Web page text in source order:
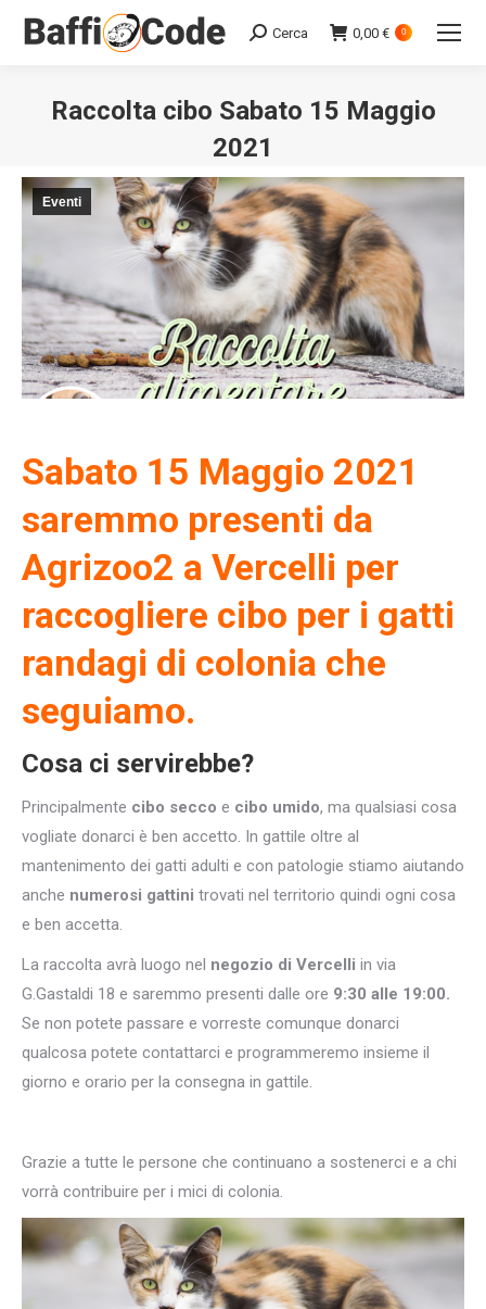
Search:
Cerca 0,00 € 0
Raccolta cibo Sabato 15 Maggio
2021
Eventi
Sabato 15 Maggio 2021
saremmo presenti da
Agrizoo2 a Vercelli per
raccogliere cibo per i gatti
randagi di colonia che
seguiamo.
Cosa ci servirebbe?
Principalmente cibo secco e cibo umido, ma qualsiasi cosa
vogliate donarci è ben accetto. In gattile oltre al
mantenimento dei gatti adulti e con patologie stiamo aiutando
anche numerosi gattini trovati nel territorio quindi ogni cosa
e ben accetta.
La raccolta avrà luogo nel negozio di Vercelli in via
G.Gastaldi 18 e saremmo presenti dalle ore 9:30 alle 19:00.
Se non potete passare e vorreste comunque donarci
qualcosa potete contattarci e programmeremo insieme il
giorno e orario per la consegna in gattile.
Grazie a tutte le persone che continuano a sostenerci e a chi
vorrà contribuire per i mici di colonia.